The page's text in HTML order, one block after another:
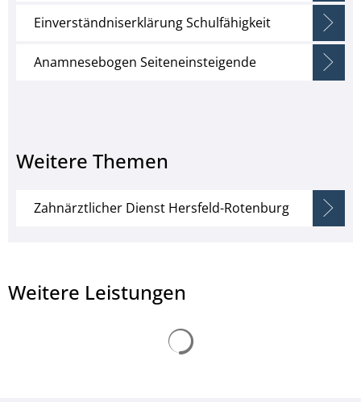
Einverständniserklärung Schulfähigkeit
Anamnesebogen Seiteneinsteigende
Weitere Themen
Zahnärztlicher Dienst Hersfeld-Rotenburg
Weitere Leistungen